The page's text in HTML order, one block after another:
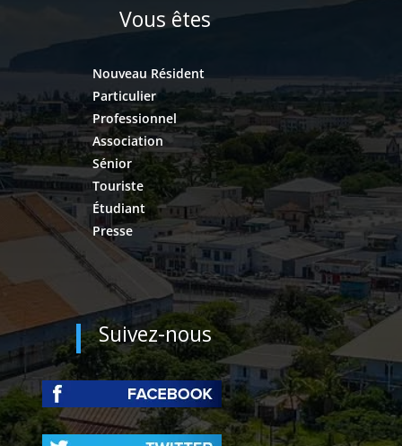
Vous êtes
Nouveau Résident
Particulier
Professionnel
Association
Sénior
Touriste
Étudiant
Presse
Suivez-nous